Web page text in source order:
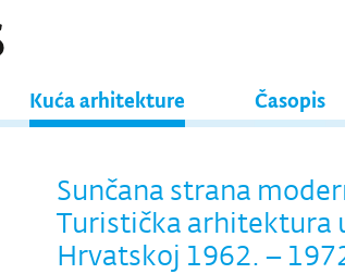
Kuća arhitekture Časopis
Sunčana strana
Turistička arhitektura
Hrvatskoj 1962. –